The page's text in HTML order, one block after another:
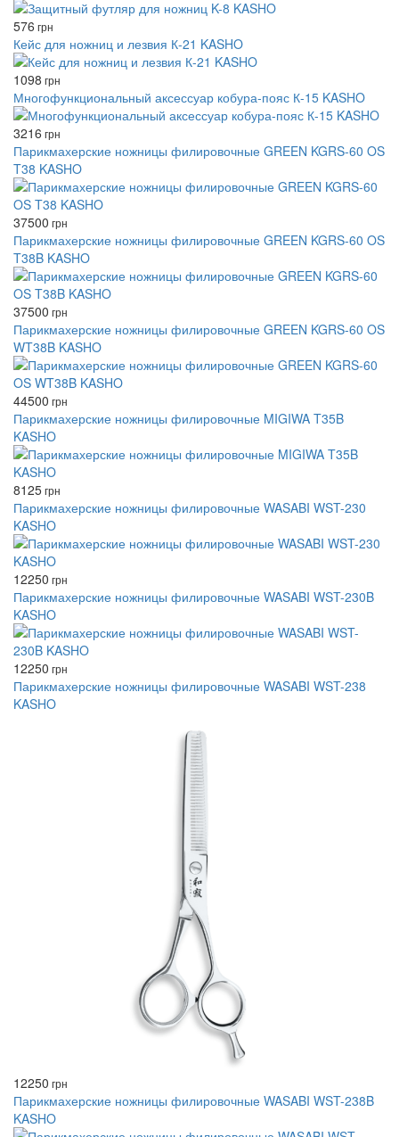
576 грн
Кейс для ножниц и лезвия К-21 KASHO
1098 грн
Многофункциональный аксессуар кобура-пояс К-15 KASHO
3216 грн
Парикмахерские ножницы филировочные GREEN KGRS-60 OS
T38 KASHO
37500 грн
Парикмахерские ножницы филировочные GREEN KGRS-60 OS
T38B KASHO
37500 грн
Парикмахерские ножницы филировочные GREEN KGRS-60 OS
WT38B KASHO
44500 грн
Парикмахерские ножницы филировочные MIGIWA T35B
KASHO
8125грн
Парикмахерские ножницы филировочные WASABI WST-230
KASHO
12250 грн
Парикмахерские ножницы филировочные WASABI WST-230B
KASHO
12250 грн
Парикмахерские ножницы филировочные WASABI WST-238
KASHO
12250 грн
Парикмахерские ножницы филировочные WASABI WST-238B
KASHO